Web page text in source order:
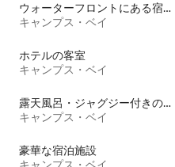
ウォーターフロントにある宿泊施設
キャンプス・ベイ
ホテルの客室
キャンプス・ベイ
露天風呂・ジャグジー付きの宿泊施設
キャンプス・ベイ
豪華な宿泊施設